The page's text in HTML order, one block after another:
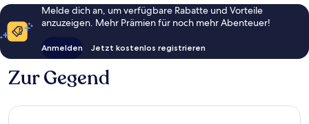
Melde dich an, um verfügbare Rabatte und Vorteile
anzuzeigen. Mehr Prämien für noch mehr Abenteuer!
Anmelden Jetzt kostenlos registrieren
Zur Gegend